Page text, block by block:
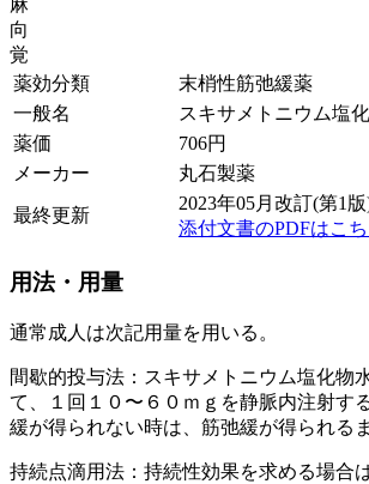
向
覚
薬効分類
末梢性筋弛緩薬
一般名
スキサメトニウム塩
薬価
706円
メーカー
丸石製薬
最終更新
2023年05月改訂(第1
添付文書のPDFはこ
用法・用量
通常成人は次記用量を用いる。
間歇的投与法：スキサメトニウム塩化物
て、１回１０〜６０ｍｇを静脈内注射す
緩が得られない時は、筋弛緩が得られる
持続点滴用法：持続性効果を求める場合